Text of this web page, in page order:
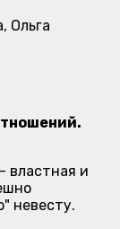
Ольга
властная и
невесту.